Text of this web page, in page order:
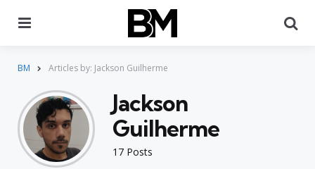
BM Articles by: Jackson Guilherme
17 Posts
Jackson
Guilherme